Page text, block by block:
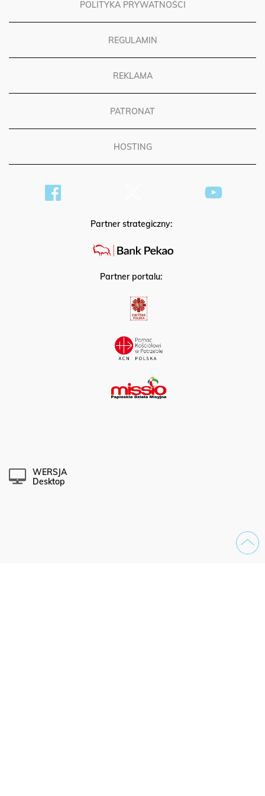
POLITYKA PRYWATNOŚCI
REGULAMIN
REKLAMA
PATRONAT
HOSTING
Partner strategiczny:
Partner portalu:
WERSJA
Desktop